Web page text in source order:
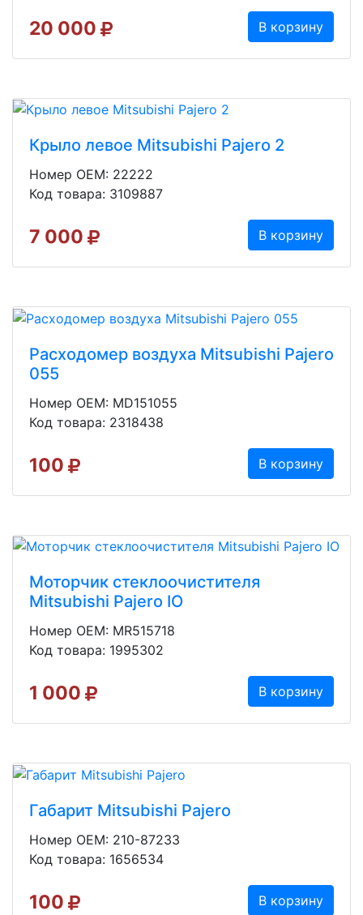
20 000 В корзину
Крыло левое Mitsubishi Pajero 2
Номер OEM: 22222
Код товара: 3109887
7 000 В корзину
Расходомер воздуха Mitsubishi Pajero
055
Номер OEM: MD151055
Код товара: 2318438
100 В корзину
Моторчик стеклоочистителя
Mitsubishi Pajero IO
Номер OEM: MR515718
Код товара: 1995302
1 000 В корзину
Габарит Mitsubishi Pajero
Номер OEM: 210-87233
Код товара: 1656534
100 В корзину